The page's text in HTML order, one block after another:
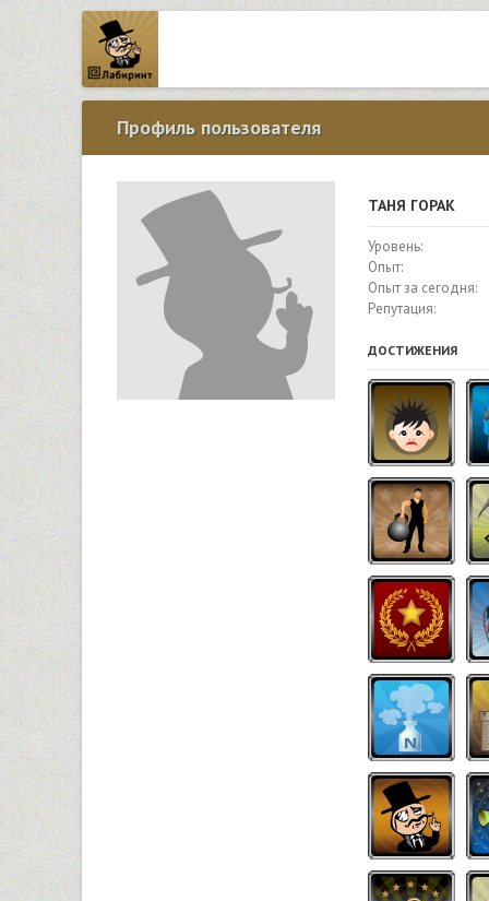
Профиль пользователя
ТАНЯ ГОРАК
Уровень:
Опыт:
Опыт за сегодня:
Репутация:
ДОСТИЖЕНИЯ